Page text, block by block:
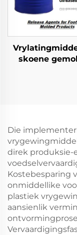
skoene
Die
direk
Kostebesparing
onmiddellike
plastiek
aansienlik